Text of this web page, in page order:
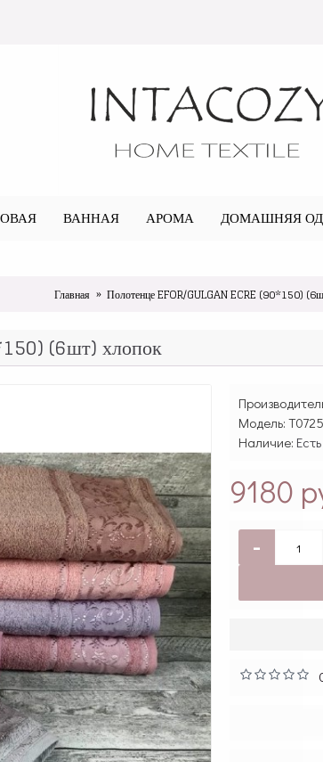
ВАННАЯ АРОМА ДОМАШНЯЯ
Главная Полотенце EFOR/GULGAN ECRE (90*150)
(6шт) хлопок
Модель:
Наличие:
9180
-